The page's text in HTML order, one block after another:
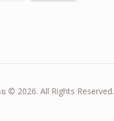
© 2026. All Rights Reserved.